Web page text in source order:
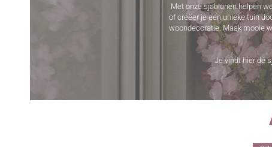
Met onze sjablonen helpen
of creëer je een unieke tuin
woondecoratie. Maak mooie
Je vindt hier dé